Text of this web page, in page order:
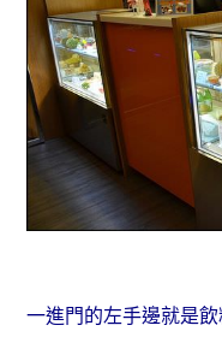
一進門的左手邊就是